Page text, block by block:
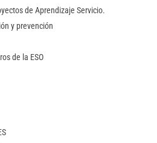
de Aprendizaje Servicio.
y prevención
de la ESO